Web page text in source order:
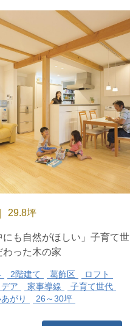
29.8坪
にも自然がほしい」子育て世
わった木の家
2階建て 葛飾区
ロフト
ア
家事導線
子育て世代
がり
26～30坪